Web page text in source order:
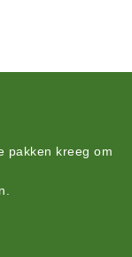
pakken kreeg om